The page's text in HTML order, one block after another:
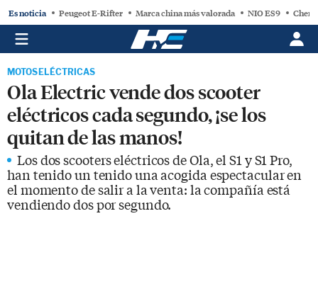
Es noticia Peugeot E-Rifter Marca china más valorada NIO ES9 Chery
MOTOS ELÉCTRICAS
Ola Electric vende dos scooter
eléctricos cada segundo, ¡se los
quitan de las manos!
Los dos scooters eléctricos de Ola, el S1 y S1 Pro,
han tenido un tenido una acogida espectacular en
el momento de salir a la venta: la compañía está
vendiendo dos por segundo.